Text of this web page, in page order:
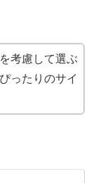
考慮して選ぶ
ったりのサイ